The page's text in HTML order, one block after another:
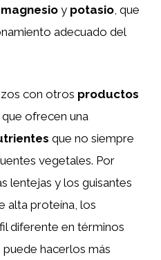
magnesio y potasio, que
adecuado del
con otros productos
que ofrecen una
que no siempre
vegetales. Por
lentejas y los guisantes
alta proteína, los
diferente en términos
hacerlos más